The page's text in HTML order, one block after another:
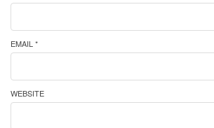
EMAIL *
WEBSITE